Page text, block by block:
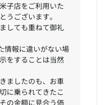
子店をご利用いた
うございます。
しても重ねて御礼
情報に違いがない場
をすることは当然
ましたのも、お車
に乗られてきたこ
の金額に見合う価